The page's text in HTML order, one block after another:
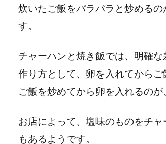
炊いたご飯をパラパラと炒める
す。
チャーハンと焼き飯では、明確な
作り方として、卵を入れてからご
ご飯を炒めてから卵を入れるのが
お店によって、塩味のものをチ
もあるようです。